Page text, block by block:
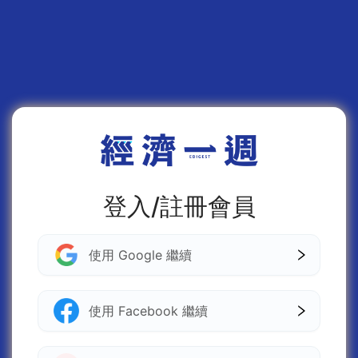
登入/註冊會員
使用 Google 繼續
使用 Facebook 繼續